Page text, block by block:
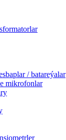
/ batareýalar
mikrofonlar